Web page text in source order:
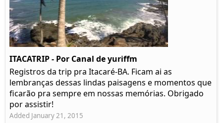
ITACATRIP - Por Canal de yuriffm
Registros da trip pra Itacaré-BA. Ficam ai as
lembranças dessas lindas paisagens e momentos que
ficarão pra sempre em nossas memórias. Obrigado
por assistir!
Added January 21, 2015